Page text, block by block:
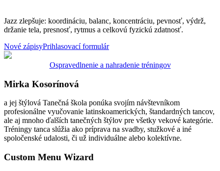
Jazz zlepšuje: koordináciu, balanc, koncentráciu, pevnosť, výdrž,
držanie tela, presnosť, rytmus a celkovú fyzickú zdatnosť.
Nové zápisyPrihlasovací formulár
Ospravedlnenie a nahradenie tréningov
Mirka Kosorínová
a jej štýlová Tanečná škola ponúka svojím návštevníkom
profesionálne vyučovanie latinskoamerických, štandardných tancov,
ale aj mnoho ďalších tanečných štýlov pre všetky vekové kategórie.
Tréningy tanca slúžia ako príprava na svadby, stužkové a iné
spoločenské udalosti, či už individuálne alebo kolektívne.
Custom Menu Wizard